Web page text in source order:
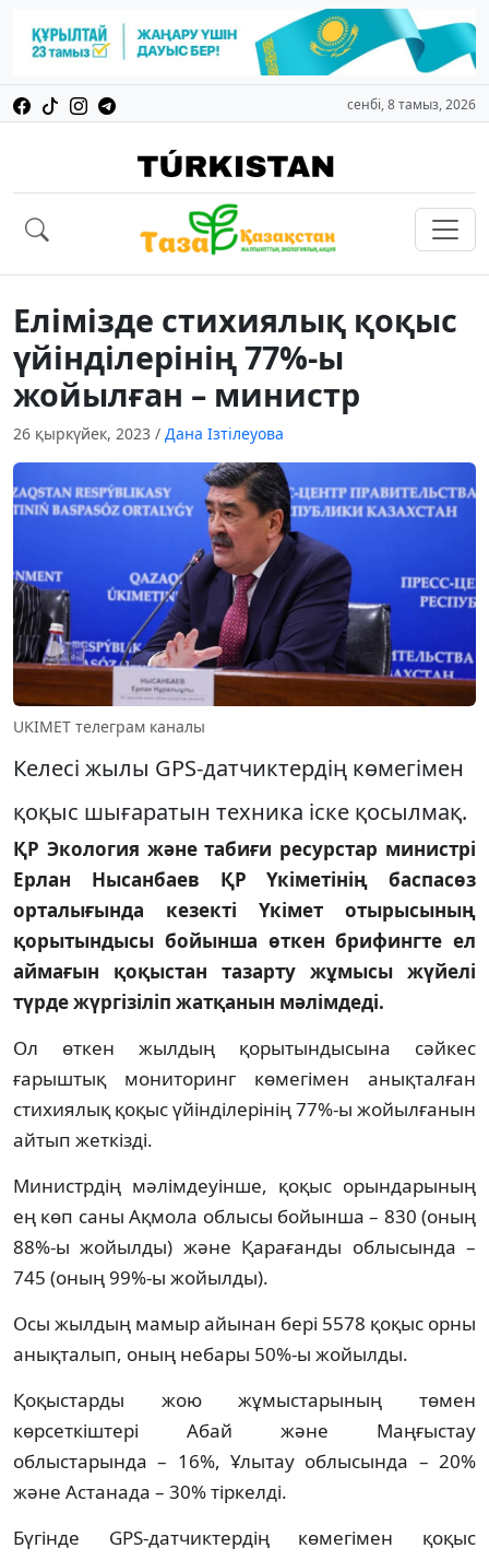
сенбі, 8 тамыз, 2026
Елімізде стихиялық қоқыс
үйінділерінің 77%-ы
жойылған – министр
26 қыркүйек, 2023 / Дана Ізтілеуова
UKIMET телеграм каналы
Келесі жылы GPS-датчиктердің көмегімен
қоқыс шығаратын техника іске қосылмақ.
ҚР Экология және табиғи ресурстар министрі
Ерлан Нысанбаев ҚР Үкіметінің баспасөз
орталығында кезекті Үкімет отырысының
қорытындысы бойынша өткен брифингте ел
аймағын қоқыстан тазарту жұмысы жүйелі
түрде жүргізіліп жатқанын мәлімдеді.
Ол өткен жылдың қорытындысына сәйкес
ғарыштық мониторинг көмегімен анықталған
стихиялық қоқыс үйінділерінің 77%-ы жойылғанын
айтып жеткізді.
Министрдің мәлімдеуінше, қоқыс орындарының
ең көп саны Ақмола облысы бойынша – 830 (оның
88%-ы жойылды) және Қарағанды облысында –
745 (оның 99%-ы жойылды).
Осы жылдың мамыр айынан бері 5578 қоқыс орны
анықталып, оның небары 50%-ы жойылды.
Қоқыстарды жою жұмыстарының төмен
көрсеткіштері Абай және Маңғыстау
облыстарында – 16%, Ұлытау облысында – 20%
және Астанада – 30% тіркелді.
Бүгінде GPS-датчиктердің көмегімен қоқыс